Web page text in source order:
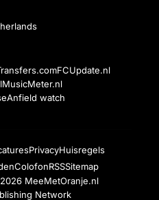
FCUpdate.nl
MusicMeter.nl
Anfield watch
PrivacyHuisregels
ColofonRSSSitemap
MeeMetOranje.nl
Network